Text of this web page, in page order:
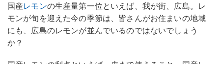
国産レモンの生産量第一位といえば、我が街、広島。レ
モンが旬を迎えた今の季節は、皆さんがお住まいの地域
にも、広島のレモンが並んでいるのではないでしょう
か？